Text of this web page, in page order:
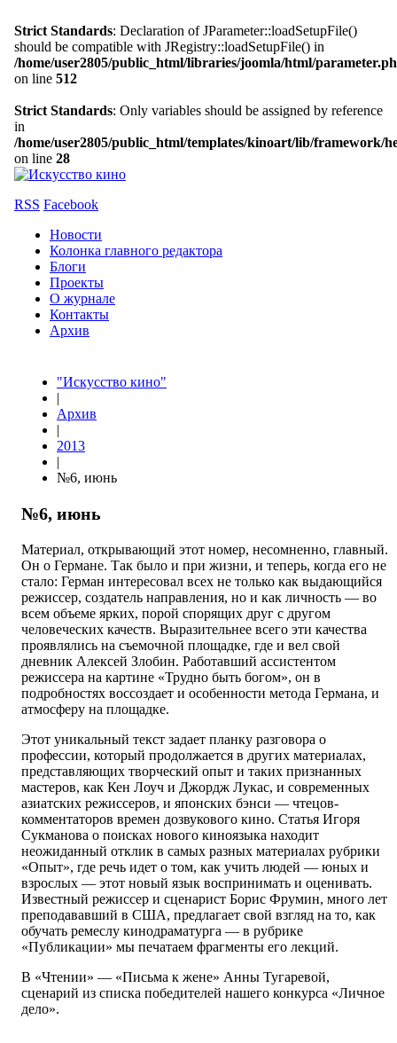
Strict Standards: Declaration of JParameter::loadSetupFile()
should be compatible with JRegistry::loadSetupFile() in
/home/user2805/public_html/libraries/joomla/html/
on line 512
Strict Standards: Only variables should be assigned by reference
in
/home/user2805/public_html/templates/kinoart/lib/framework/
on line 28
RSS Facebook
Новости
Колонка главного редактора
Блоги
Проекты
О журнале
Контакты
Архив
"Искусство кино"
|
Архив
|
2013
|
№6, июнь
№6, июнь
Материал, открывающий этот номер, несомненно, главный.
Он о Германе. Так было и при жизни, и теперь, когда его не
стало: Герман интересовал всех не только как выдающийся
режиссер, создатель направления, но и как личность — во
всем объеме ярких, порой спорящих друг с другом
человеческих качеств. Выразительнее всего эти качества
проявлялись на съемочной площадке, где и вел свой
дневник Алексей Злобин. Работавший ассистентом
режиссера на картине «Трудно быть богом», он в
подробностях воссоздает и особенности метода Германа, и
атмосферу на площадке.
Этот уникальный текст задает планку разговора о
профессии, который продолжается в других материалах,
представляющих творческий опыт и таких признанных
мастеров, как Кен Лоуч и Джордж Лукас, и современных
азиатских режиссеров, и японских бэнси — чтецов-
комментаторов времен дозвукового кино. Статья Игоря
Сукманова о поисках нового киноязыка находит
неожиданный отклик в самых разных материалах рубрики
«Опыт», где речь идет о том, как учить людей — юных и
взрослых — этот новый язык воспринимать и оценивать.
Известный режиссер и сценарист Борис Фрумин, много лет
преподававший в США, предлагает свой взгляд на то, как
обучать ремеслу кинодраматурга — в рубрике
«Публикации» мы печатаем фрагменты его лекций.
В «Чтении» — «Письма к жене» Анны Тугаревой,
сценарий из списка победителей нашего конкурса «Личное
дело».